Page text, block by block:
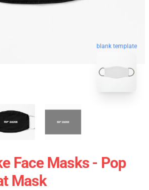
blank template
Face Masks - Pop
Mask